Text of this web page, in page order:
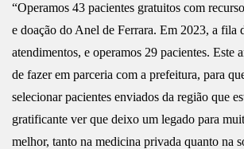
“Operamos 43 pacientes gratuitos com
e doação do Anel de Ferrara. Em 2023, a fila
atendimentos, e operamos 29 pacientes. Este
de fazer em parceria com a prefeitura, para
selecionar pacientes enviados da região que
gratificante ver que deixo um legado para
melhor, tanto na medicina privada quanto na